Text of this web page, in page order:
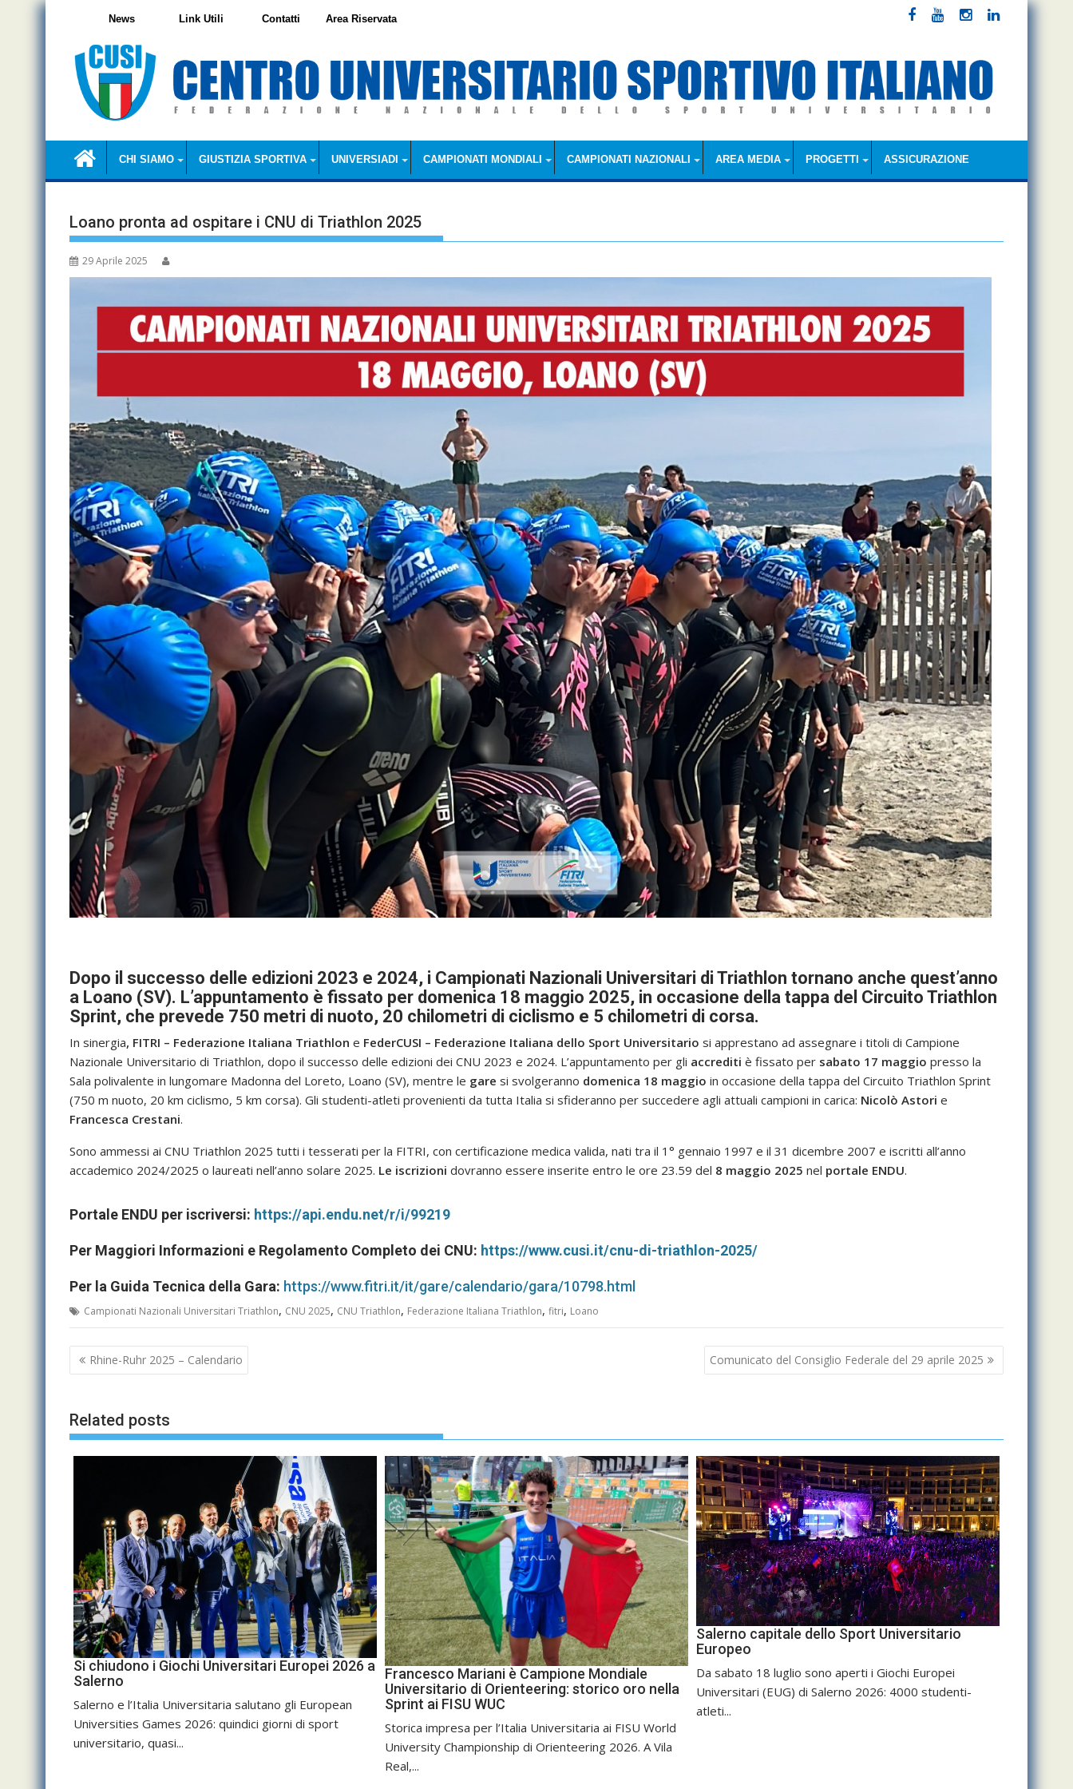
Skip
CHI SIAMO GIUSTIZIA SPORTIVA UNIVERSIADI CAMPIONATI MONDIALI CAMPIONATI NAZIONALI AREA MEDIA PROGETTI ASSICURAZIONE
News Link Utili Contatti Area Riservata
Loano pronta ad ospitare i CNU di Triathlon 2025
29 Aprile 2025
Dopo il successo delle edizioni 2023 e 2024, i Campionati Nazionali Universitari di Triathlon tornano anche quest’anno
a Loano (SV). L’appuntamento è fissato per domenica 18 maggio 2025, in occasione della tappa del Circuito Triathlon
Sprint, che prevede 750 metri di nuoto, 20 chilometri di ciclismo e 5 chilometri di corsa.
In sinergia, FITRI – Federazione Italiana Triathlon e FederCUSI – Federazione Italiana dello Sport Universitario si apprestano ad assegnare i titoli di Campione
Nazionale Universitario di Triathlon, dopo il successo delle edizioni dei CNU 2023 e 2024. L’appuntamento per gli accrediti è fissato per sabato 17 maggio presso la
Sala polivalente in lungomare Madonna del Loreto, Loano (SV), mentre le gare si svolgeranno domenica 18 maggio in occasione della tappa del Circuito Triathlon Sprint
(750 m nuoto, 20 km ciclismo, 5 km corsa). Gli studenti-atleti provenienti da tutta Italia si sfideranno per succedere agli attuali campioni in carica: Nicolò Astori e
Francesca Crestani.
Sono ammessi ai CNU Triathlon 2025 tutti i tesserati per la FITRI, con certificazione medica valida, nati tra il 1° gennaio 1997 e il 31 dicembre 2007 e iscritti all’anno
accademico 2024/2025 o laureati nell’anno solare 2025. Le iscrizioni dovranno essere inserite entro le ore 23.59 del 8 maggio 2025 nel portale ENDU.
Portale ENDU per iscriversi: https://api.endu.net/r/i/99219
Per Maggiori Informazioni e Regolamento Completo dei CNU: https://www.cusi.it/cnu-di-triathlon-2025/
Per la Guida Tecnica della Gara: https://www.fitri.it/it/gare/calendario/gara/10798.html
Campionati Nazionali Universitari Triathlon, CNU 2025, CNU Triathlon, Federazione Italiana Triathlon, fitri, Loano
Navigazione
articoli
Rhine-Ruhr 2025 – Calendario Comunicato del Consiglio Federale del 29 aprile 2025
Related posts
Si chiudono i Giochi Universitari Europei 2026 a
Salerno
Salerno e l’Italia Universitaria salutano gli European
Universities Games 2026: quindici giorni di sport
universitario, quasi...
Francesco Mariani è Campione Mondiale
Universitario di Orienteering: storico oro nella
Sprint ai FISU WUC
Storica impresa per l’Italia Universitaria ai FISU World
University Championship di Orienteering 2026. A Vila
Real,...
Salerno capitale dello Sport Universitario
Europeo
Da sabato 18 luglio sono aperti i Giochi Europei
Universitari (EUG) di Salerno 2026: 4000 studenti-
atleti...